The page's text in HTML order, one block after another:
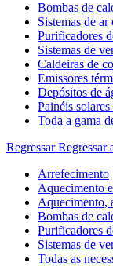
Bombas de
Sistemas de
Purificadores
Sistemas de
Caldeiras de
Emissores
Depósitos de
Painéis
Toda a gama
Regressar Regressar
Arrefecimento
Aquecimento
Aquecimento,
Bombas de
Purificadores
Sistemas de
Todas as